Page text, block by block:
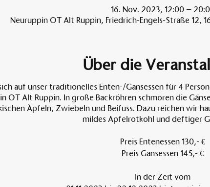
16. Nov. 2023, 12:00 –
Neuruppin OT Alt Ruppin, Friedrich-Engels-Straße 12,
Über die
auf unser traditionelles Enten-/Gansessen für 4
OT Alt Ruppin. In große Backröhren schmoren die
Äpfeln, Zwiebeln und Beifuss. Dazu reichen wir
mildes Apfelrotkohl und deftiger
Preis Entenessen 130,- €
Preis Gansessen 145,- €
In der Zeit vom